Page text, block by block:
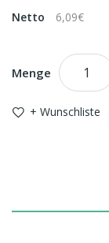
Netto
6,09€
Menge
+ Wunschliste